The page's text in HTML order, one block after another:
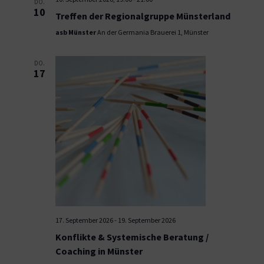
DO.
10 Treffen der Regionalgruppe Münsterland
asb MünsterAn der Germania Brauerei 1, Münster
DO.
17
17. September 2026- 19. September 2026
Konflikte & Systemische Beratung /
Coaching in Münster